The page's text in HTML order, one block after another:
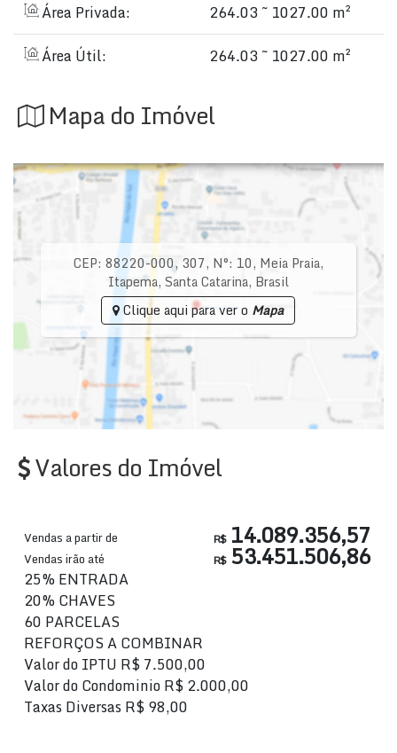
Área Privada:
264.03 ~ 1027.00 m²
Área Útil:
264.03 ~ 1027.00 m²
Mapa do Imóvel
CEP: 88220-000, 307, N°: 10, Meia Praia,
Itapema, Santa Catarina, Brasil
Clique aqui para ver o Mapa
Valores do Imóvel
R$14.089.356,57
Vendas a partir de
R$53.451.506,86
Vendas irão até
25% ENTRADA
20% CHAVES
60 PARCELAS
REFORÇOS A COMBINAR
Valor do IPTU R$7.500,00
Valor do CondominioR$2.000,00
Taxas DiversasR$98,00